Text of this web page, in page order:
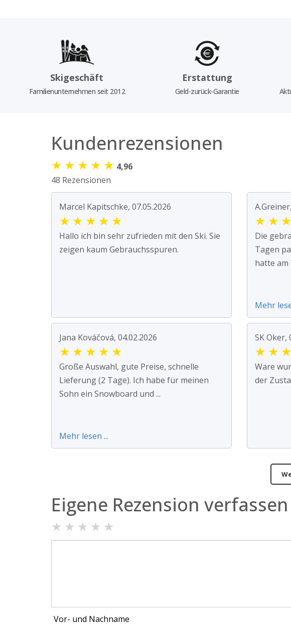
Skigeschäft
Familienunternehmen seit 2012
Erstattung
Geld-zurück-Garantie
Kundenrezensionen
★ ★ ★ ★ ★ 4,96
48 Rezensionen
Marcel Kapitschke, 07.05.2026
★ ★ ★ ★ ★
Hallo ich bin sehr zufrieden mit den Ski. Sie
zeigen kaum Gebrauchsspuren.
★ ★ ★
Die
Tagen
hatte am
Mehr
Jana Kováčová, 04.02.2026
★ ★ ★ ★ ★
Große Auswahl, gute Preise, schnelle
Lieferung (2 Tage). Ich habe für meinen
Sohn ein Snowboard und ...
Mehr lesen ...
SK Oker,
★ ★ ★
Ware
der
Eigene Rezension verfassen
★ ★ ★ ★ ★
Vor- und Nachname